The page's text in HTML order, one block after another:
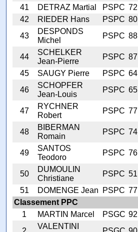
41
DETRAZ Martial PSPC 72
42
RIEDER Hans PSPC 80
43
DESPONDS
Michel
PSPC 88
44
SCHELKER
Jean-Pierre
PSPC 87
45
SAUGY Pierre PSPC 64
46
SCHOPFER
Jean-Louis
PSPC 65
47
RYCHNER
Robert
PSPC 77
48
BIBERMAN
Romain
PSPC 74
49
SANTOS
Teodoro
PSPC 76
50
DUMOULIN
Christiane
PSPC 51
51
DOMENGE Jean PSPC 77
Classement PPC
1
MARTIN Marcel PSGC 92
VALENTINI